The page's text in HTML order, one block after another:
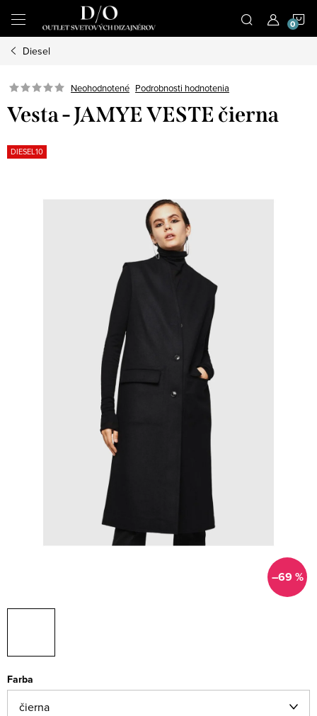
obsah
Diesel
Neohodnotené Podrobnosti hodnotenia
Vesta - JAMYE VESTE čierna
DIESEL10
–69 %
Farba